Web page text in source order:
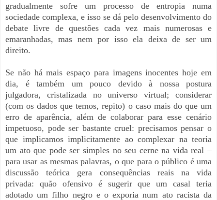
gradualmente sofre um processo de entropia numa
sociedade complexa, e isso se dá pelo desenvolvimento do
debate livre de questões cada vez mais numerosas e
emaranhadas, mas nem por isso ela deixa de ser um
direito.
Se não há mais espaço para imagens inocentes hoje em
dia, é também um pouco devido à nossa postura
julgadora, cristalizada no universo virtual; considerar
(com os dados que temos, repito) o caso mais do que um
erro de aparência, além de colaborar para esse cenário
impetuoso, pode ser bastante cruel: precisamos pensar o
que implicamos implicitamente ao complexar na teoria
um ato que pode ser simples no seu cerne na vida real –
para usar as mesmas palavras, o que para o público é uma
discussão teórica gera consequências reais na vida
privada: quão ofensivo é sugerir que um casal teria
adotado um filho negro e o exporia num ato racista da